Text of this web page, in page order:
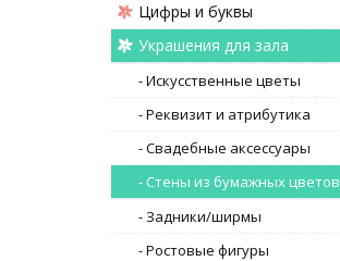
Цифры и буквы
Украшения для зала
- Искусственные цветы
- Реквизит и атрибутика
- Свадебные аксессуары
- Стены из бумажных цветов
- Задники/ширмы
- Ростовые фигуры